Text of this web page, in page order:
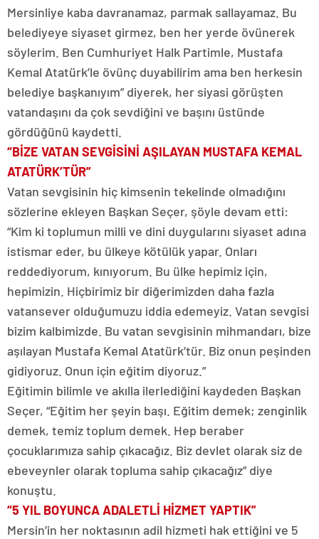
Mersinliye kaba davranamaz, parmak sallayamaz. Bu
belediyeye siyaset girmez, ben her yerde övünerek
söylerim. Ben Cumhuriyet Halk Partimle, Mustafa
Kemal Atatürk’le övünç duyabilirim ama ben herkesin
belediye başkanıyım” diyerek, her siyasi görüşten
vatandaşını da çok sevdiğini ve başını üstünde
gördüğünü kaydetti.
“BİZE VATAN SEVGİSİNİ AŞILAYAN MUSTAFA KEMAL
ATATÜRK’TÜR”
Vatan sevgisinin hiç kimsenin tekelinde olmadığını
sözlerine ekleyen Başkan Seçer, şöyle devam etti:
“Kim ki toplumun milli ve dini duygularını siyaset adına
istismar eder, bu ülkeye kötülük yapar. Onları
reddediyorum, kınıyorum. Bu ülke hepimiz için,
hepimizin. Hiçbirimiz bir diğerimizden daha fazla
vatansever olduğumuzu iddia edemeyiz. Vatan sevgisi
bizim kalbimizde. Bu vatan sevgisinin mihmandarı, bize
aşılayan Mustafa Kemal Atatürk’tür. Biz onun peşinden
gidiyoruz. Onun için eğitim diyoruz.”
Eğitimin bilimle ve akılla ilerlediğini kaydeden Başkan
Seçer, “Eğitim her şeyin başı. Eğitim demek; zenginlik
demek, temiz toplum demek. Hep beraber
çocuklarımıza sahip çıkacağız. Biz devlet olarak siz de
ebeveynler olarak topluma sahip çıkacağız” diye
konuştu.
“5 YIL BOYUNCA ADALETLİ HİZMET YAPTIK”
Mersin’in her noktasının adil hizmeti hak ettiğini ve 5